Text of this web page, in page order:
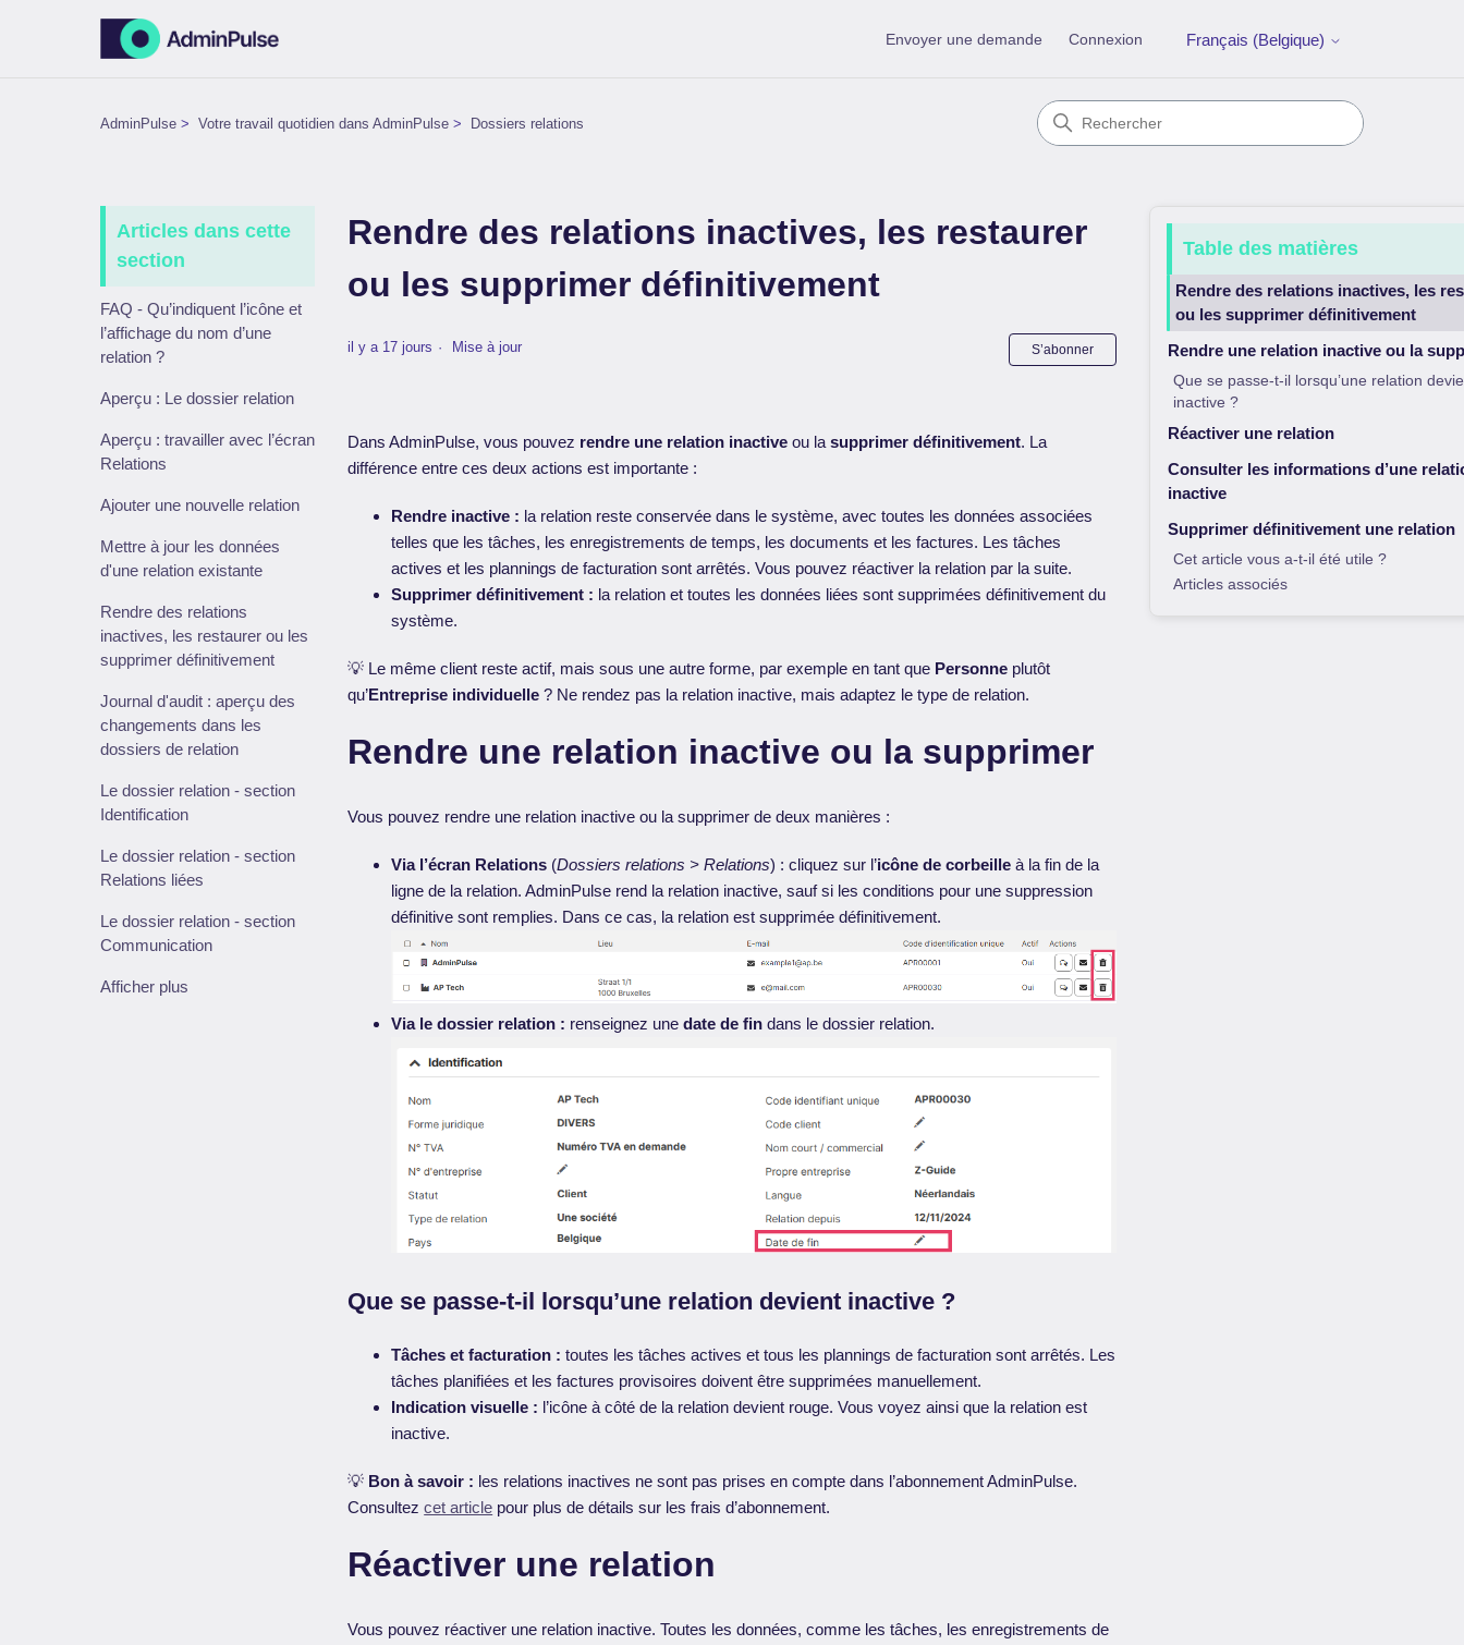
Envoyer une demande Connexion Français (Belgique)
AdminPulse Votre travail quotidien dans AdminPulse Dossiers relations
Articles dans cette
section
FAQ - Qu’indiquent l’icône et
l’affichage du nom d’une
relation ?
Aperçu : Le dossier relation
Aperçu : travailler avec l’écran
Relations
Ajouter une nouvelle relation
Mettre à jour les données
d'une relation existante
Rendre des relations
inactives, les restaurer ou les
supprimer définitivement
Journal d'audit : aperçu des
changements dans les
dossiers de relation
Le dossier relation - section
Identification
Le dossier relation - section
Relations liées
Le dossier relation - section
Communication
Afficher plus
Rendre des relations inactives, les restaurer
ou les supprimer définitivement
il y a 17 jours Mise à jour S’abonner Pas encore suivi par quelqu'un
Dans AdminPulse, vous pouvez rendre une relation inactive ou lasupprimer définitivement. La
différence entre ces deux actions est importante :
Rendre inactive : la relation reste conservée dans le système, avec toutes les données associées
telles que les tâches, les enregistrements de temps, les documents et les factures. Les tâches
actives et les plannings de facturation sont arrêtés. Vous pouvez réactiver la relation par la suite.
Supprimer définitivement : la relation et toutes les données liées sont supprimées définitivement du
système.
💡 Le même client reste actif, mais sous une autre forme, par exemple en tant que Personne plutôt
qu’Entreprise individuelle ? Ne rendez pas la relation inactive, mais adaptez le type de relation.
Rendre une relation inactive ou la supprimer
Vous pouvez rendre une relation inactive ou la supprimer de deux manières :
Via l’écran Relations (Dossiers relations > Relations) : cliquez sur l’icône de corbeille à la fin de la
ligne de la relation. AdminPulse rend la relation inactive, sauf si les conditions pour une suppression
définitive sont remplies. Dans ce cas, la relation est supprimée définitivement.
Via le dossier relation : renseignez unedate de fin dans le dossier relation.
Que se passe-t-il lorsqu’une relation devient inactive ?
Tâches et facturation : toutes les tâches actives et tous les plannings de facturation sont arrêtés. Les
tâches planifiées et les factures provisoires doivent être supprimées manuellement.
Indication visuelle : l’icône à côté de la relation devient rouge. Vous voyez ainsi que la relation est
inactive.
💡 Bon à savoir : les relations inactives ne sont pas prises en compte dans l’abonnement AdminPulse.
Consultezcet article pour plus de détails sur les frais d’abonnement.
Réactiver une relation
Vous pouvez réactiver une relation inactive. Toutes les données, comme les tâches, les enregistrements de
Table des matières
Rendre des relations inactives, les
ou les supprimer définitivement
Rendre une relation inactive ou la
Que se passe-t-il lorsqu’une relation
inactive ?
Réactiver une relation
Consulter les informations d’une
inactive
Supprimer définitivement une relation
Cet article vous a-t-il été utile ?
Articles associés